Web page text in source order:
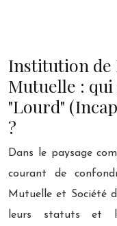
Institution de
Mutuelle :
"Lourd"
?
Dans le paysage
courant de
Mutuelle et Société
leurs statuts et